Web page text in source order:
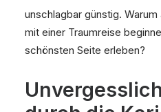
unschlagbar günstig.
mit einer Traumreise
schönsten Seite erleben?